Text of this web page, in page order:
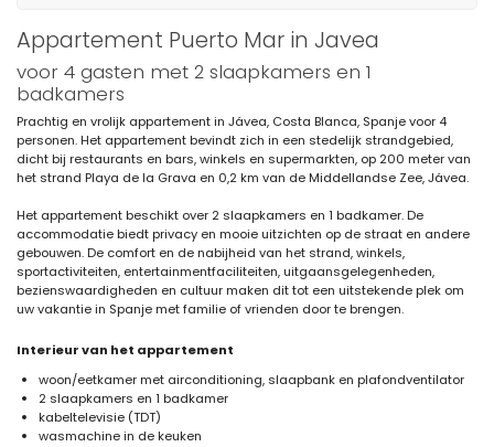
Appartement Puerto Mar in Javea
voor 4 gasten met 2 slaapkamers en 1
badkamers
Prachtig en vrolijk appartement in Jávea, Costa Blanca, Spanje voor 4
personen. Het appartement bevindt zich in een stedelijk strandgebied,
dicht bij restaurants en bars, winkels en supermarkten, op 200 meter van
het strand Playa de la Grava en 0,2 km van de Middellandse Zee, Jávea.
Het appartement beschikt over 2 slaapkamers en 1 badkamer. De
accommodatie biedt privacy en mooie uitzichten op de straat en andere
gebouwen. De comfort en de nabijheid van het strand, winkels,
sportactiviteiten, entertainmentfaciliteiten, uitgaansgelegenheden,
bezienswaardigheden en cultuur maken dit tot een uitstekende plek om
uw vakantie in Spanje met familie of vrienden door te brengen.
Interieur van het appartement
woon/eetkamer met airconditioning, slaapbank en plafondventilator
2 slaapkamers en 1 badkamer
kabeltelevisie (TDT)
wasmachine in de keuken